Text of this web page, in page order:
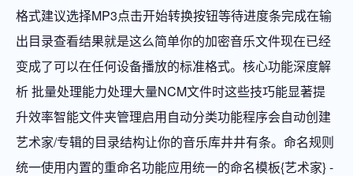
格式建议选择MP3点击开始转换按钮等待进度条完成在输
出目录查看结果就是这么简单你的加密音乐文件现在已经
变成了可以在任何设备播放的标准格式。核心功能深度解
析 批量处理能力处理大量NCM文件时这些技巧能显著提
升效率智能文件夹管理启用自动分类功能程序会自动创建
艺术家/专辑的目录结构让你的音乐库井井有条。命名规则
统一使用内置的重命名功能应用统一的命名模板{艺术家} -